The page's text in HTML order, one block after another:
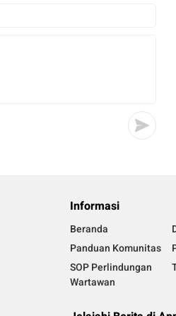
Informasi
Beranda
Panduan Komunitas
SOP Perlindungan
Wartawan